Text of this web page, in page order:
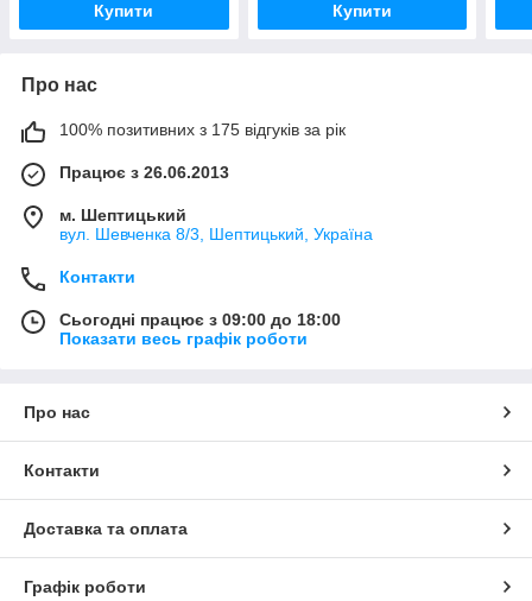
Купити Купити
Про нас
100% позитивних з 175 відгуків за рік
Працює з 26.06.2013
м. Шептицький
вул. Шевченка 8/3, Шептицький, Україна
Контакти
Сьогодні працює з 09:00 до 18:00
Показати весь графік роботи
Про нас
Контакти
Доставка та оплата
Графік роботи